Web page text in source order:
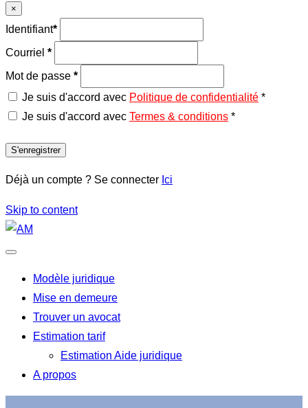
×
Identifiant*
Courriel *
Mot de passe *
Je suis d'accord avec Politique de confidentialité *
Je suis d'accord avec Termes & conditions *
S'enregistrer
Déjà un compte ? Se connecter Ici
Skip to content
Modèle juridique
Mise en demeure
Trouver un avocat
Estimation tarif
Estimation Aide juridique
A propos